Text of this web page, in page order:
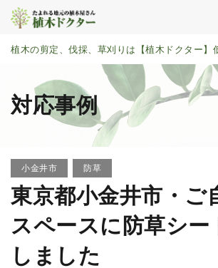
植木の剪定、伐採、草刈りは【植木ドクター】
対応事例
小金井市 防草
東京都小金井市・ご
スペースに防草シー
しました